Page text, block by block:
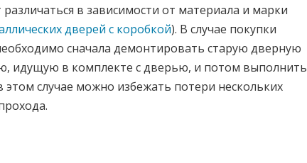
в зависимости от материала и марки
дверей с коробкой). В случае покупки
сначала демонтировать старую дверную
идущую в комплекте с дверью, и потом выполнить
случае можно избежать потери нескольких